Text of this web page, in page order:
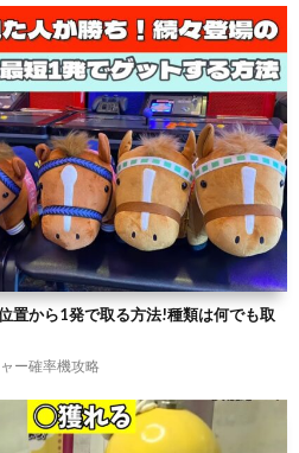
置から1発で取る方法!種類は何でも取
ー確率機攻略